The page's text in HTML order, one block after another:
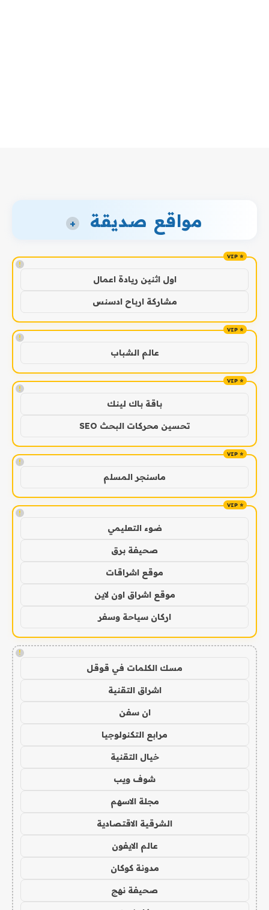
مواقع صديقة +
!
اول اثنين ريادة اعمال
مشاركة ارباح ادسنس
!
عالم الشباب
!
باقة باك لينك
تحسين محركات البحث SEO
!
ماسنجر المسلم
!
ضوء التعليمي
صحيفة برق
موقع اشراقات
موقع اشراق اون لاين
اركان سياحة وسفر
!
مسك الكلمات في قوقل
اشراق التقنية
ان سفن
مرابع التكنولوجيا
خيال التقنية
شوف ويب
مجلة الاسهم
الشرقية الاقتصادية
عالم الايفون
مدونة كوكان
صحيفة نهج